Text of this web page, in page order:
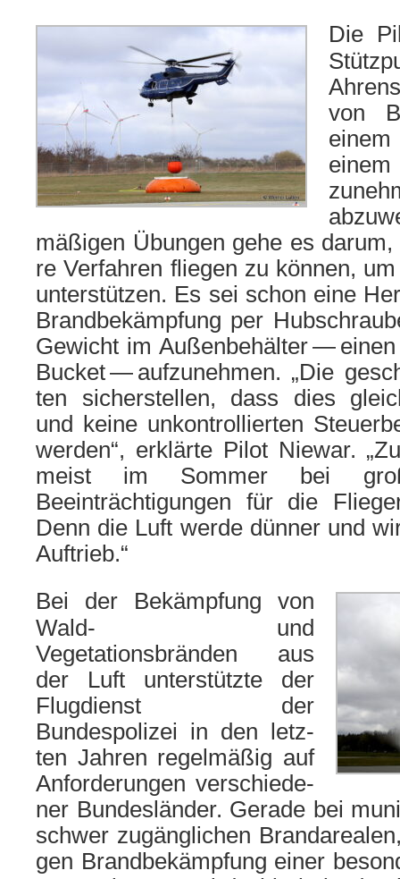
Die
von
mä­ßi­gen Übungen gehe es
re Verfahren flie­gen zu kön­nen,
unter­stüt­zen. Es sei schon eine
Brandbekämpfung per
Gewicht im Außenbehälter —
Bucket — auf­zu­neh­men. „Die
ten sicher­stel­len, dass dies
und kei­ne unkon­trol­lier­ten
wer­den“, erklär­te Pilot Niewar.
meist im Sommer bei
Beeinträchtigungen für die
Denn die Luft wer­de dün­ner und
Auftrieb.“
Bei der Bekämpfung von
Wald- und
Vegetationsbränden aus
der Luft unter­stütz­te der
Flugdienst der
Bundespolizei in den letz­
ten Jahren regel­mä­ßig auf
Anforderungen ver­schie­de­
ner Bundesländer. Gerade bei
schwer zugäng­li­chen
gen Brandbekämpfung einer